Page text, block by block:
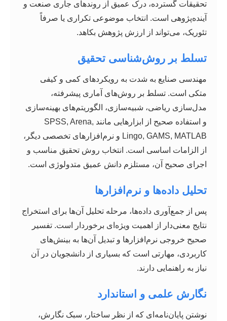
تحقیقات گسترده، درک عمیق از روندهای جاری صنعت و
آینده‌پژوهی است. انتخاب موضوعی تکراری یا صرفاً
تئوریک، می‌تواند از ارزش پژوهش بکاهد.
تسلط بر روش‌شناسی تحقیق
مهندسی صنایع به شدت به رویکردهای کمی و کیفی
متکی است. تسلط بر روش‌های آماری پیشرفته،
مدل‌سازی ریاضی، شبیه‌سازی، الگوریتم‌های بهینه‌سازی
و استفاده صحیح از ابزارهایی مانند SPSS, Arena,
Lingo, GAMS, MATLAB و نرم‌افزارهای تخصصی دیگر،
از الزامات اساسی است. انتخاب روش تحقیق مناسب و
اجرای صحیح آن، مستلزم دانش عمیق متدولوژی است.
تحلیل داده‌ها و نرم‌افزارها
پس از جمع‌آوری داده‌ها، مرحله تحلیل آن‌ها برای استخراج
نتایج معنی‌دار از اهمیت ویژه‌ای برخوردار است. تفسیر
صحیح خروجی نرم‌افزارها و تبدیل آن‌ها به بینش‌های
کاربردی، مهارتی است که بسیاری از دانشجویان در آن
نیاز به راهنمایی دارند.
نگارش علمی و استاندارد
نوشتن پایان‌نامه‌ای که از نظر ساختار، سبک نگارش،